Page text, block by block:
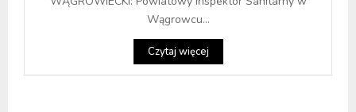
Wągrowcu...
Czytaj więcej